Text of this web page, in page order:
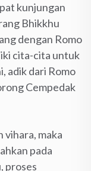
kunjungan
Bhikkhu
dengan Romo
cita-cita untuk
adik dari Romo
Cempedak
vihara, maka
pada
proses